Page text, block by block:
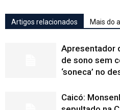
Artigos relacionados Mais do
Apresentador
de sono sem
‘soneca’ no
Caicó: